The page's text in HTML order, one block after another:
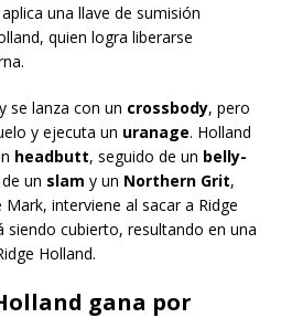
una llave de sumisión
quien logra liberarse
se lanza con un crossbody, pero
y ejecuta un uranage. Holland
headbutt, seguido de un belly-
un slam y un Northern Grit,
interviene al sacar a Ridge
siendo cubierto, resultando en una
Holland.
gana por